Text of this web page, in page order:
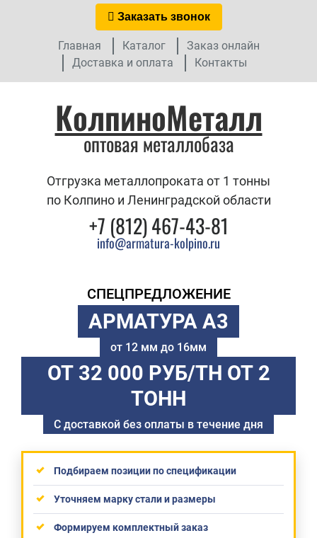
Заказать звонок
Главная Каталог
Заказ онлайн
Доставка и оплата
Контакты
КолпиноМеталл
оптовая металлобаза
Отгрузка металлопроката от 1 тонны
по Колпино и Ленинградской области
+7 (812) 467-43-81
info@armatura-kolpino.ru
СПЕЦПРЕДЛОЖЕНИЕ
АРМАТУРА А3
от 12 мм до 16мм
ОТ 32 000 РУБ/ТН ОТ 2
ТОНН
С доставкой без оплаты в течение дня
Подбираем позиции по спецификации
Уточняем марку стали и размеры
Формируем комплектный заказ